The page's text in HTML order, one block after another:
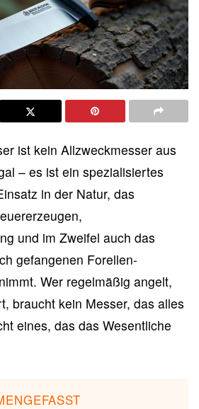
ist kein Allzweckmesser aus
– es ist ein spezialisiertes
in der Natur, das
und im Zweifel auch das
gefangenen Forellen-
Wer regelmäßig angelt,
braucht kein Messer, das alles
eines, das das Wesentliche